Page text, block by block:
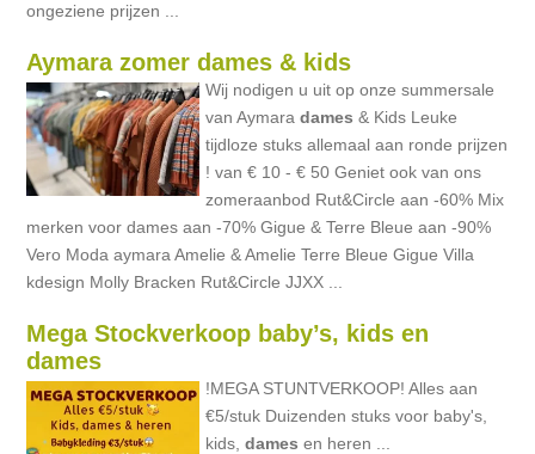
ongeziene prijzen ...
Aymara zomer dames & kids
Wij nodigen u uit op onze summersale
van Aymaradames & Kids Leuke
tijdloze stuks allemaal aan ronde prijzen
! van € 10 - € 50 Geniet ook van ons
zomeraanbod Rut&Circle aan -60% Mix
merken voor dames aan -70% Gigue & Terre Bleue aan -90%
Vero Moda aymara Amelie & Amelie Terre Bleue Gigue Villa
kdesign Molly Bracken Rut&Circle JJXX ...
Mega Stockverkoop baby’s, kids en
dames
!MEGA STUNTVERKOOP! Alles aan
€5/stuk Duizenden stuks voor baby's,
kids,dames en heren ...